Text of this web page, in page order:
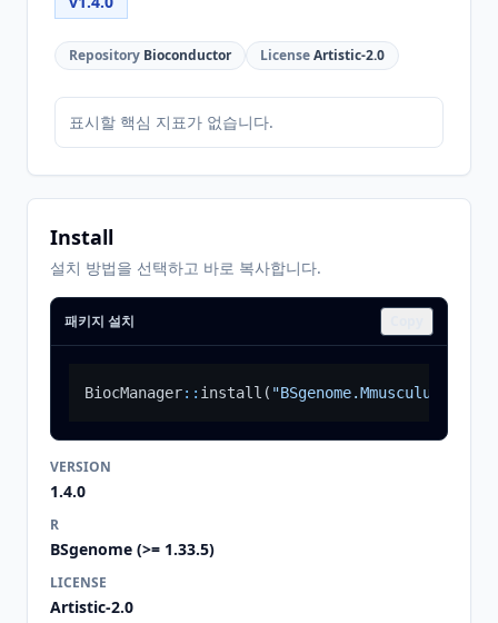
Repository Bioconductor LicenseArtistic-2.0
표시할 핵심 지표가 없습니다.
Install
설치 방법을 선택하고 바로 복사합니다.
패키지 설치
BiocManager:: install (
VERSION
1.4.0
R
BSgenome (>= 1.33.5)
LICENSE
Artistic-2.0